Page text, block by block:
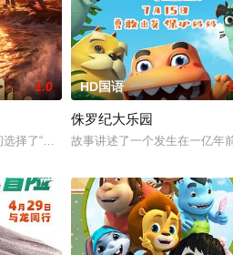
因小镇重新开发，该工厂被迫面临拆迁，
1.0
择了“成团”，在搞钱和搞事业之间选择
HD国语
侏罗纪大乐园
故事讲述了一个发生在一亿年